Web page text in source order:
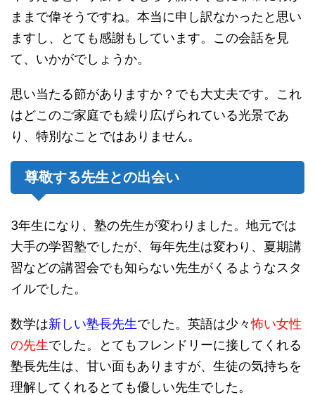
ままで偉そうですね。本当に申し訳なかったと思い
ますし、とても感謝もしています。この会話を見
て、いかがでしょうか。
思い当たる節がありますか？でも大丈夫です。これ
はどこのご家庭でも繰り広げられている光景であ
り、特別なことではありません。
尊敬する先生との出会い
3年生になり、塾の先生が変わりました。地元では
大手の学習塾でしたが、毎年先生は変わり、夏期講
習などの講習会でも知らない先生がくるようなスタ
イルでした。
数学は新しい塾長先生でした。英語は少々怖い女性
の先生でした。とてもフレンドリーに接してくれる
塾長先生は、甘い面もありますが、生徒の気持ちを
理解してくれるとても優しい先生でした。